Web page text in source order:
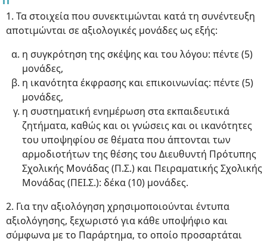
1. Τα στοιχεία που συνεκτιμώνται κατά τη συνέντευξη
αποτιμώνται σε αξιολογικές μονάδες ως εξής:
η συγκρότηση της σκέψης και του λόγου: πέντε (5)
μονάδες,
η ικανότητα έκφρασης και επικοινωνίας: πέντε (5)
μονάδες,
η συστηματική ενημέρωση στα εκπαιδευτικά
ζητήματα, καθώς και οι γνώσεις και οι ικανότητες
του υποψηφίου σε θέματα που άπτονται των
αρμοδιοτήτων της θέσης του Διευθυντή Πρότυπης
Σχολικής Μονάδας (Π.Σ.) και Πειραματικής Σχολικής
Μονάδας (ΠΕΙ.Σ.): δέκα (10) μονάδες.
2. Για την αξιολόγηση χρησιμοποιούνται έντυπα
αξιολόγησης, ξεχωριστό για κάθε υποψήφιο και
σύμφωνα με το Παράρτημα, το οποίο προσαρτάται